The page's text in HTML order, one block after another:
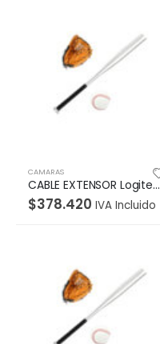
CAMARAS
CABLE EXTENSOR Logitech Corporativo Para Conference Group De 10 Metros Aumenta La Distancia Entre El Hub y La Cámara o Sistema Principal de Audio Garantía 2Años-NEGRO
$378.420 IVA Incluido